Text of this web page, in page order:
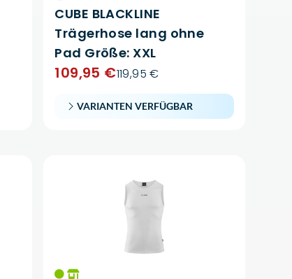
CUBE BLACKLINE
Trägerhose lang ohne
Pad Größe: XXL
109,95 €119,95 €
VARIANTEN VERFÜGBAR